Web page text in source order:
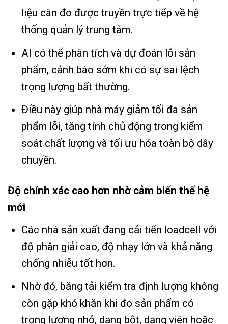
liệu cân đo được truyền trực tiếp về hệ
thống quản lý trung tâm.
AI có thể phân tích và dự đoán lỗi sản
phẩm, cảnh báo sớm khi có sự sai lệch
trọng lượng bất thường.
Điều này giúp nhà máy giảm tối đa sản
phẩm lỗi, tăng tính chủ động trong kiểm
soát chất lượng và tối ưu hóa toàn bộ dây
chuyền.
Độ chính xác cao hơn nhờ cảm biến thế hệ
mới
Các nhà sản xuất đang cải tiến loadcell với
độ phân giải cao, độ nhạy lớn và khả năng
chống nhiễu tốt hơn.
Nhờ đó, băng tải kiểm tra định lượng không
còn gặp khó khăn khi đo sản phẩm có
trọng lượng nhỏ, dạng bột, dạng viên hoặc